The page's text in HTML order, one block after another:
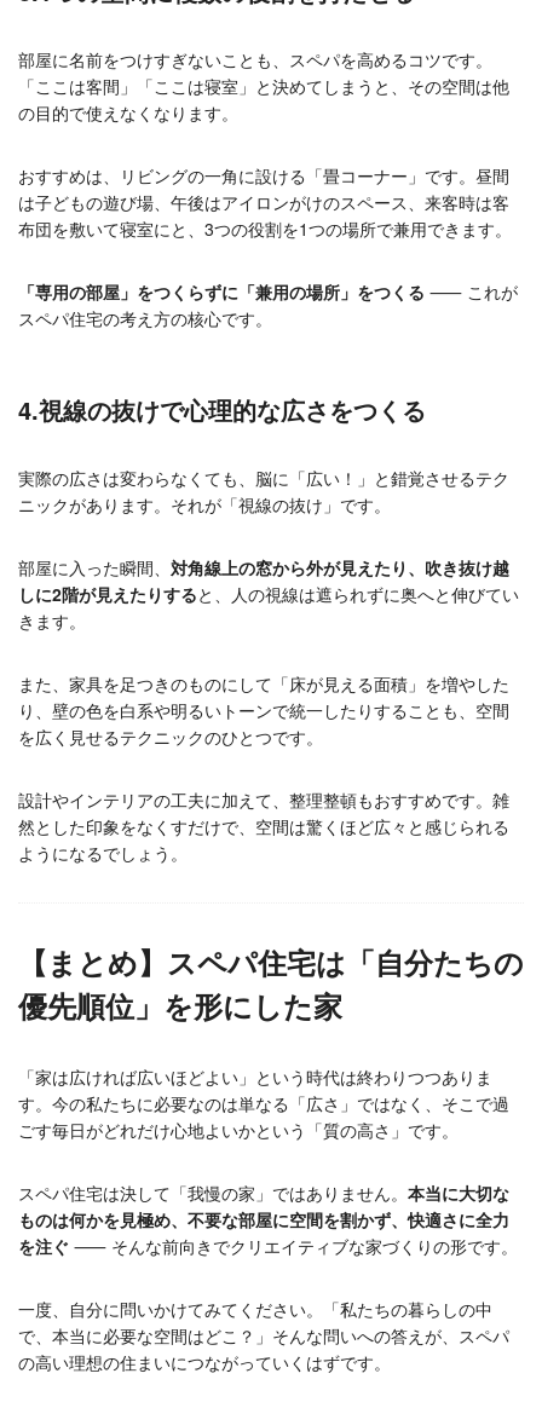
部屋に名前をつけすぎないことも、スペパを高めるコツです。
「ここは客間」「ここは寝室」と決めてしまうと、その空間は他
の目的で使えなくなります。
おすすめは、リビングの一角に設ける「畳コーナー」です。昼間
は子どもの遊び場、午後はアイロンがけのスペース、来客時は客
布団を敷いて寝室にと、3つの役割を1つの場所で兼用できます。
「専用の部屋」をつくらずに「兼用の場所」をつくる ⸺ これが
スペパ住宅の考え方の核心です。
4.視線の抜けで心理的な広さをつくる
実際の広さは変わらなくても、脳に「広い！」と錯覚させるテク
ニックがあります。それが「視線の抜け」です。
部屋に入った瞬間、 対角線上の窓から外が見えたり、吹き抜け越
しに2階が見えたりすると、人の視線は遮られずに奥へと伸びてい
きます。
また、家具を足つきのものにして「床が見える面積」を増やした
り、壁の色を白系や明るいトーンで統一したりすることも、空間
を広く見せるテクニックのひとつです。
設計やインテリアの工夫に加えて、整理整頓もおすすめです。雑
然とした印象をなくすだけで、空間は驚くほど広々と感じられる
ようになるでしょう。
【まとめ】スペパ住宅は「自分たちの
優先順位」を形にした家
「家は広ければ広いほどよい」という時代は終わりつつありま
す。今の私たちに必要なのは単なる「広さ」ではなく、そこで過
ごす毎日がどれだけ心地よいかという「質の高さ」です。
スペパ住宅は決して「我慢の家」ではありません。 本当に大切な
ものは何かを見極め、不要な部屋に空間を割かず、快適さに全力
を注ぐ ⸺ そんな前向きでクリエイティブな家づくりの形です。
一度、自分に問いかけてみてください。「私たちの暮らしの中
で、本当に必要な空間はどこ？」そんな問いへの答えが、スペパ
の高い理想の住まいにつながっていくはずです。